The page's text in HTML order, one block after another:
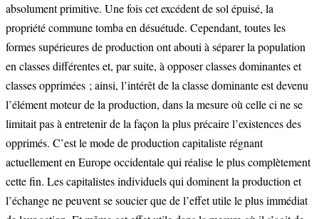
absolument primitive. Une fois cet excédent de sol épuisé, la
propriété commune tomba en désuétude. Cependant, toutes les
formes supérieures de production ont abouti à séparer la population
en classes différentes et, par suite, à opposer classes dominantes et
classes opprimées ; ainsi, l’intérêt de la classe dominante est devenu
l’élément moteur de la production, dans la mesure où celle ci ne se
limitait pas à entretenir de la façon la plus précaire l’existences des
opprimés. C’est le mode de production capitaliste régnant
actuellement en Europe occidentale qui réalise le plus complètement
cette fin. Les capitalistes individuels qui dominent la production et
l’échange ne peuvent se soucier que de l’effet utile le plus immédiat